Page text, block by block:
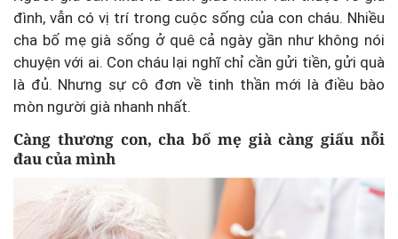
đình, vẫn có vị trí trong cuộc sống của con cháu. Nhiều
cha bố mẹ già sống ở quê cả ngày gần như không nói
chuyện với ai. Con cháu lại nghĩ chỉ cần gửi tiền, gửi quà
là đủ. Nhưng sự cô đơn về tinh thần mới là điều bào
mòn người già nhanh nhất.
Càng thương con, cha bố mẹ già càng giấu nỗi
đau của mình